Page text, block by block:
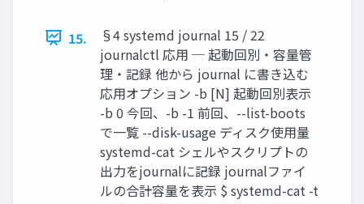
15.
§4 systemd journal 15 / 22
journalctl 応用 ─ 起動回別・容量管
理・記録 他から journal に書き込む
応用オプション -b [N] 起動回別表示
-b 0 今回、-b -1 前回、--list-boots
で一覧 --disk-usage ディスク使用量
systemd-cat シェルやスクリプトの
出力をjournalに記録 journalファイ
ルの合計容量を表示 $ systemd-cat -t